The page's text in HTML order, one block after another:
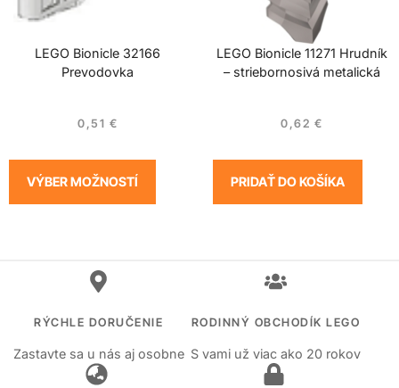
LEGO Bionicle 32166
Prevodovka
0,51 €
VÝBER MOŽNOSTÍ
LEGO Bionicle 11271 Hrudník
– striebornosivá metalická
0,62 €
PRIDAŤ DO KOŠÍKA
RÝCHLE DORUČENIE
Zastavte sa u nás aj osobne
RODINNÝ OBCHODÍK LEGO
S vami už viac ako 20 rokov